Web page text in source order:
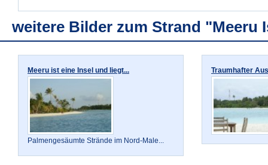
weitere Bilder zum Strand "Meeru
Meeru ist eine Insel und liegt...
Palmengesäumte Strände im Nord-Male...
Traumhafter